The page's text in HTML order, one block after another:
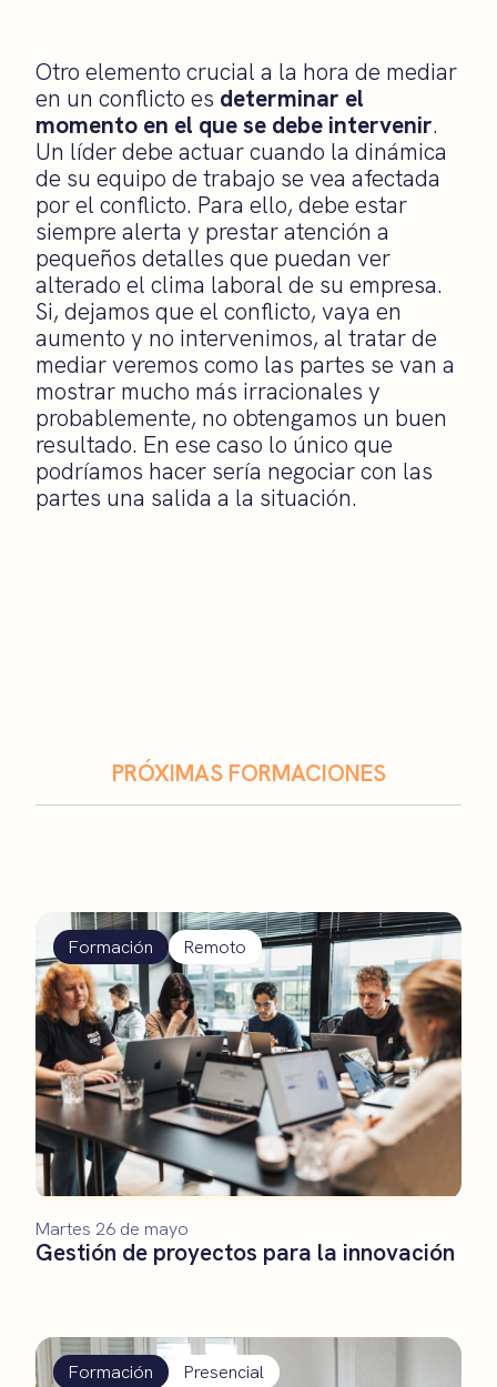
Otro elemento crucial a la hora de mediar
en un conflicto es determinar el
momento en el que se debe intervenir.
Un líder debe actuar cuando la dinámica
de su equipo de trabajo se vea afectada
por el conflicto. Para ello, debe estar
siempre alerta y prestar atención a
pequeños detalles que puedan ver
alterado el clima laboral de su empresa.
Si, dejamos que el conflicto, vaya en
aumento y no intervenimos, al tratar de
mediar veremos como las partes se van a
mostrar mucho más irracionales y
probablemente, no obtengamos un buen
resultado. En ese caso lo único que
podríamos hacer sería negociar con las
partes una salida a la situación.
PRÓXIMAS FORMACIONES
Formación Remoto
Gestión de proyectos para la innovación
Martes 26 de mayo
Formación Presencial